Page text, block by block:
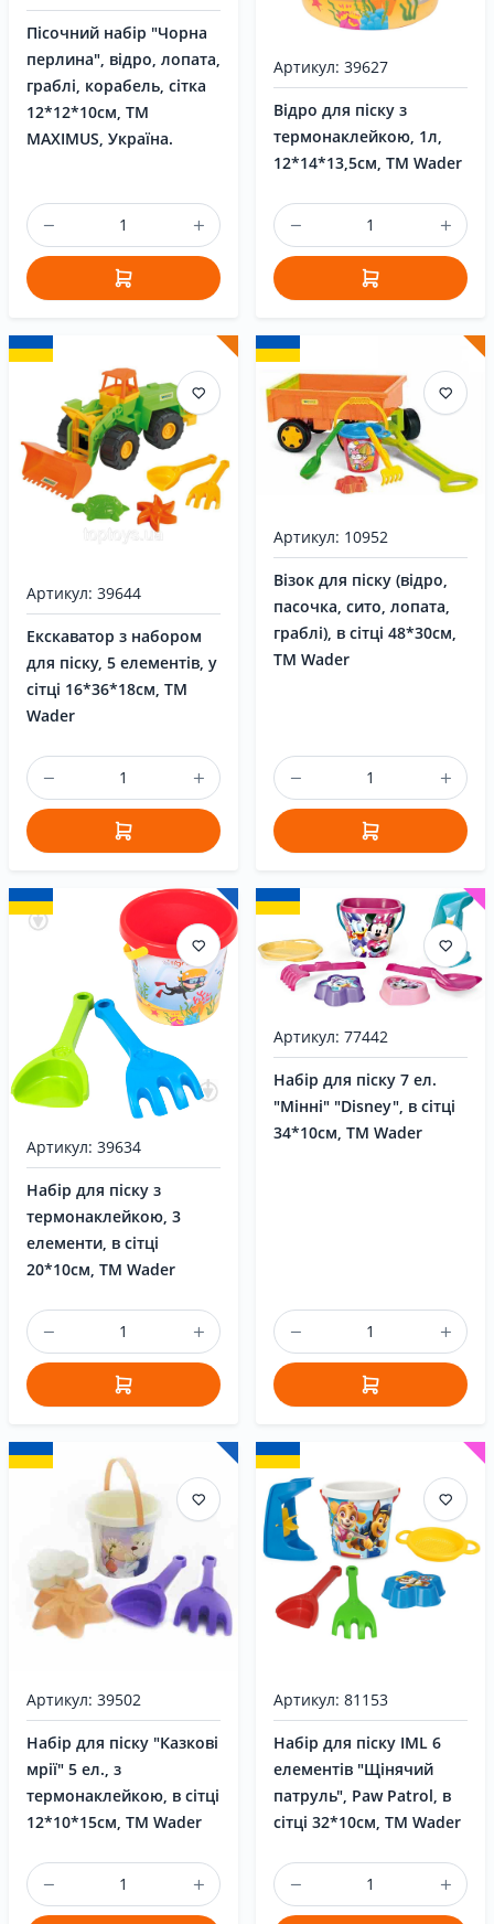
Пісочний набір "Чорна
перлина", відро, лопата,
граблі, корабель, сітка
12*12*10см, ТМ
MAXIMUS, Україна.
Артикул: 39627
Відро для піску з
термонаклейкою, 1л,
12*14*13,5см, ТМ Wader
Артикул: 39644
Екскаватор з набором
для піску, 5 елементів, у
сітці 16*36*18см, ТМ
Wader
Артикул: 10952
Візок для піску (відро,
пасочка, сито, лопата,
граблі), в сітці 48*30см,
ТМ Wader
Артикул: 39634
Набір для піску з
термонаклейкою, 3
елементи, в сітці
20*10см, ТМ Wader
Артикул: 77442
Набір для піску 7 ел.
"Мінні" "Disney", в сітці
34*10см, TM Wader
Артикул: 39502
Набір для піску "Казкові
мрії" 5 ел., з
термонаклейкою, в сітці
12*10*15см, TM Wader
Артикул: 81153
Набір для піску IML 6
елементів "Щінячий
патруль", Paw Patrol, в
сітці 32*10см, TM Wader